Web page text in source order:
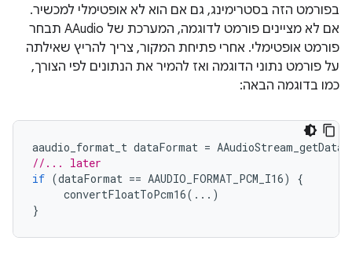
בפורמט הזה בסטרימינג, גם אם הוא לא אופטימלי למכשיר.
אם לא מציינים פורמט לדוגמה, המערכת של AAudio תבחר
פורמט אופטימלי. אחרי פתיחת המקור, צריך להריץ שאילתה
על פורמט נתוני הדוגמה ואז להמיר את הנתונים לפי הצורך,
כמו בדוגמה הבאה:
aaudio_format_t dataFormat =
//... later
if (dataFormat == AAUDIO_FORMAT_PCM_I16)
{
convertFloatToPcm16(...)
}